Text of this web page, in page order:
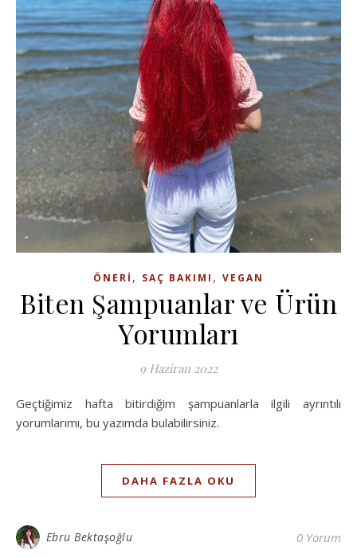
ÖNERI , SAÇ BAKIMI , VEGAN
Biten Şampuanlar ve Ürün
Yorumları
9 Haziran 2022
Geçtiğimiz hafta bitirdiğim şampuanlarla ilgili ayrıntılı
yorumlarımı, bu yazımda bulabilirsiniz.
DAHA FAZLA OKU
Ebru Bektaşoğlu 0 Yorum